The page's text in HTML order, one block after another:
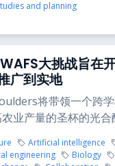
and planning
大挑战旨在
广到实地
将带领一个跨
业产量的圣杯的光合
Artificial intelligence
engineering
Biology